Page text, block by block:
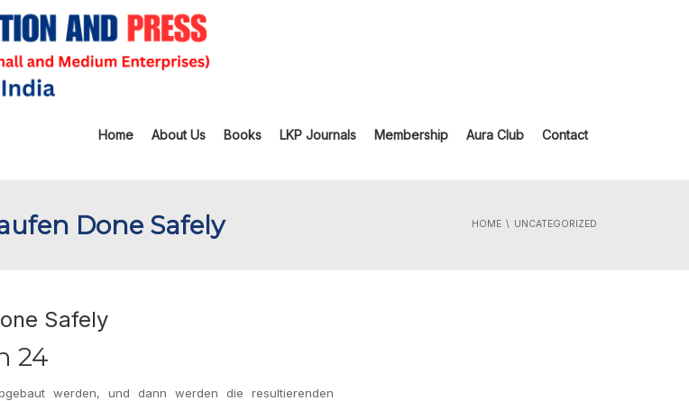
Home About Us Books LKP Journals Membership Aura Club Contact
Done Safely HOME UNCATEGORIZED
Safely
24
werden, und dann werden die resultierenden